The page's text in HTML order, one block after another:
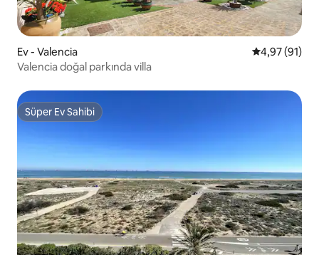
Ev - Valencia 5 üzerinden
4,97 (91)
Valencia doğal parkında villa
Süper Ev Sahibi
Süper Ev Sahibi